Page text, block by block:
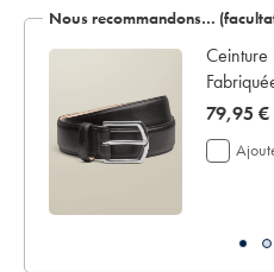
Nous recommandons…
Ceinture
now
79,95
€
79,95 €